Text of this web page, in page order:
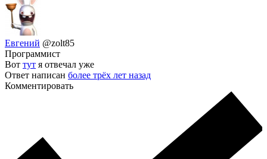
Евгений @zolt85
Программист
Вот тут я отвечал уже
Ответ написан более трёх лет назад
Комментировать